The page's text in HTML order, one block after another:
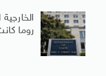
روما